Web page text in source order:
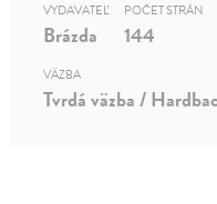
VYDAVATEĽ
Brázda
POČET STRÁN
144
VÄZBA
Tvrdá väzba /